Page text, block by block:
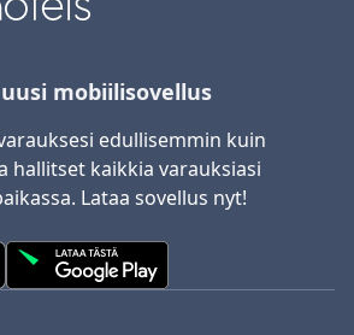
mobiilisovellus
edullisemmin kuin
hallitset kaikkia varauksiasi
Lataa sovellus nyt!